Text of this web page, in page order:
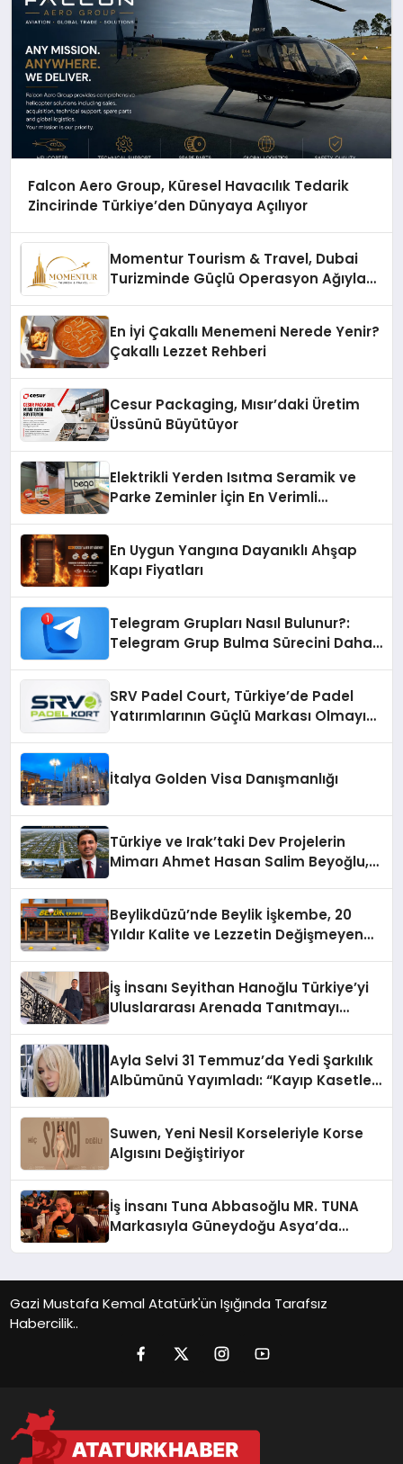
Falcon Aero Group, Küresel Havacılık Tedarik
Zincirinde Türkiye’den Dünyaya Açılıyor
Momentur Tourism & Travel, Dubai
Turizminde Güçlü Operasyon Ağıyla
En İyi Çakallı Menemeni Nerede Yenir?
Çakallı Lezzet Rehberi
Cesur Packaging, Mısır’daki Üretim
Üssünü Büyütüyor
Elektrikli Yerden Isıtma Seramik ve
Parke Zeminler İçin En Verimli
En Uygun Yangına Dayanıklı Ahşap
Kapı Fiyatları
Telegram Grupları Nasıl Bulunur?:
Telegram Grup Bulma Sürecini Daha
SRV Padel Court, Türkiye’de Padel
Yatırımlarının Güçlü Markası Olmayı
İtalya Golden Visa Danışmanlığı
Türkiye ve Irak’taki Dev Projelerin
Mimarı Ahmet Hasan Salim Beyoğlu,
Hayata Geçirecek
Beylikdüzü’nde Beylik İşkembe, 20
Yıldır Kalite ve Lezzetin Değişmeyen
İş İnsanı Seyithan Hanoğlu Türkiye’yi
Uluslararası Arenada Tanıtmayı
Ayla Selvi 31 Temmuz’da Yedi Şarkılık
Albümünü Yayımladı: “Kayıp Kasetler
Suwen, Yeni Nesil Korseleriyle Korse
Algısını Değiştiriyor
İş İnsanı Tuna Abbasoğlu MR. TUNA
Markasıyla Güneydoğu Asya’da
Gazi Mustafa Kemal Atatürk'ün Işığında Tarafsız
Habercilik..